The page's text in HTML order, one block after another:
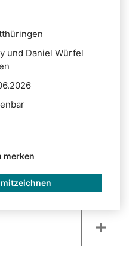
und Daniel Würfel
merken